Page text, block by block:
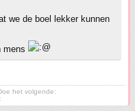
we de boel lekker kunnen
mens
het volgende: